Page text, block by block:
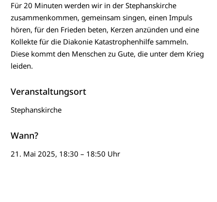
Für 20 Minuten werden wir in der Stephanskirche
zusammenkommen, gemeinsam singen, einen Impuls
hören, für den Frieden beten, Kerzen anzünden und eine
Kollekte für die Diakonie Katastrophenhilfe sammeln.
Diese kommt den Menschen zu Gute, die unter dem Krieg
leiden.
Veranstaltungsort
Stephanskirche
Wann?
21. Mai 2025, 18:30 – 18:50 Uhr